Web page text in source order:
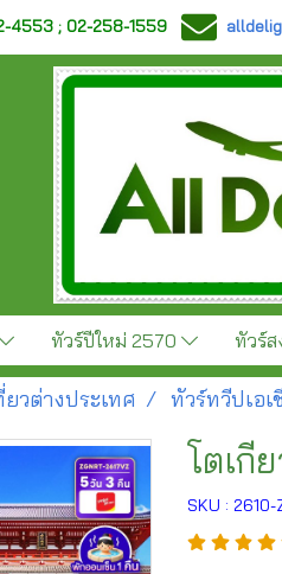
4553 ; 02-258-1559
ทัวร์ปีใหม่ 2570 ทัวร์
วต่างประเทศ ทัวร์ทวีปเอเ
โตเกี
SKU : 2610-